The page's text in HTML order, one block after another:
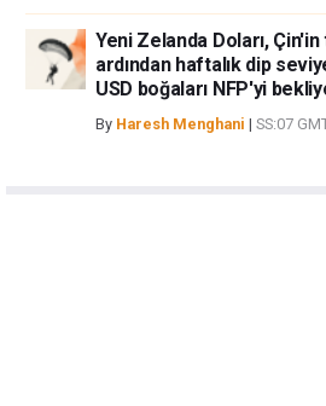
Yeni Zelanda Doları,
ardından haftalık dip
USD boğaları NFP'yi
By Haresh Menghani | SS:07